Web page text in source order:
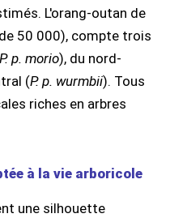
L'orang-outan de
50 000), compte trois
P. p. morio), du nord-
(P. p. wurmbii). Tous
riches en arbres
à la vie arboricole
une silhouette